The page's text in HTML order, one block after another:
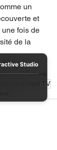
un
et
fois de
de la
Événement
Culture
Direct TV
Studio